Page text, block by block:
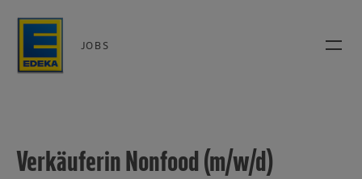
JOBS
Verkäuferin Nonfood (m/w/d)